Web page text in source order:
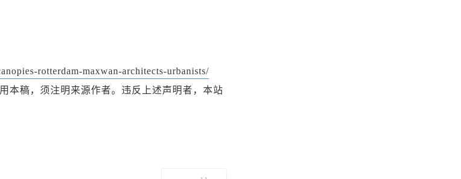
rotterdam-maxwan-architects-urbanists/
稿，须注明来源作者。违反上述声明者，本站